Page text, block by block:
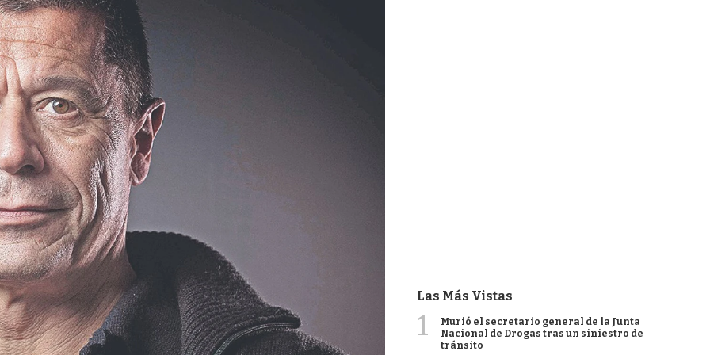
Las Más Vistas
1
Murió el secretario general de la Junta
Nacional de Drogas tras un siniestro de
tránsito